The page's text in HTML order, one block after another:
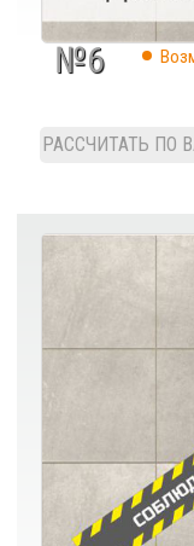
№6
РАССЧИТАТЬ ПО